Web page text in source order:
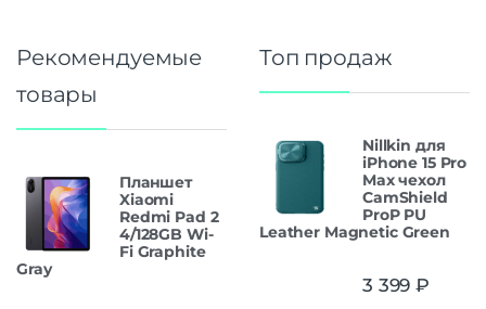
Рекомендуемые
товары
Планшет
Xiaomi
Redmi Pad 2
4/128GB Wi-
Fi Graphite
Gray
Топ продаж
Nillkin для
iPhone 15 Pro
Max чехол
CamShield
ProP PU
Leather Magnetic Green
3 399 ₽